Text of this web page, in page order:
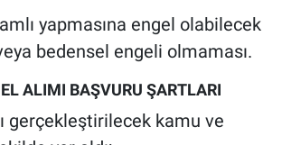
yapmasına engel olabilecek
bedensel engeli olmaması.
ALIMI BAŞVURU ŞARTLARI
gerçekleştirilecek kamu ve